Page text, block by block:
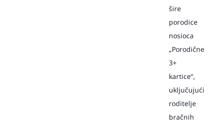
šire
porodice
nosioca
„Porodične
3+
kartice“,
uključujući
roditelje
bračnih